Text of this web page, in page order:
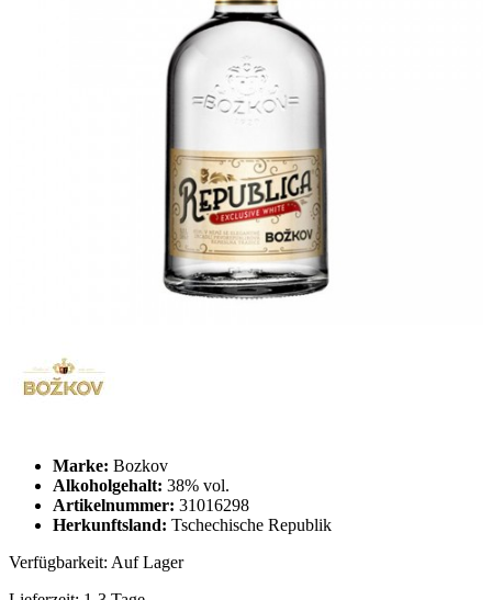
Marke: Bozkov
Alkoholgehalt: 38% vol.
Artikelnummer: 31016298
Herkunftsland: Tschechische Republik
Verfügbarkeit: Auf Lager